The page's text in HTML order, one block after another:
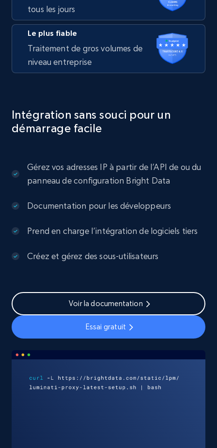
tous les jours
Le plus fiable
Traitement de gros volumes de
niveau entreprise
Intégration sans souci pour un
démarrage facile
Gérez vos adresses IP à partir de l’API de ou du
panneau de configuration Bright Data
Documentation pour les développeurs
Prend en charge l’intégration de logiciels tiers
Créez et gérez des sous-utilisateurs
Voir la documentation
Essai gratuit